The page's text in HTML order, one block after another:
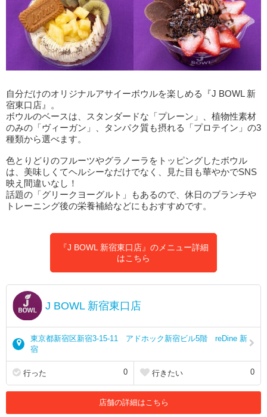
自分だけのオリジナルアサイーボウルを楽しめる『J BOWL 新
宿東口店』。
ボウルのベースは、スタンダードな「プレーン」、植物性素材
のみの「ヴィーガン」、タンパク質も摂れる「プロテイン」の3
種類から選べます。
色とりどりのフルーツやグラノーラをトッピングしたボウル
は、美味しくてヘルシーなだけでなく、見た目も華やかでSNS
映え間違いなし！
話題の「グリークヨーグルト」もあるので、休日のブランチや
トレーニング後の栄養補給などにもおすすめです。
『J BOWL 新宿東口店』のメニュー詳細
はこちら
J BOWL 新宿東口店
東京都新宿区新宿3-15-11 アドホック新宿ビル5階 reDine 新
宿
行った 0 行きたい 0
店舗の詳細はこちら